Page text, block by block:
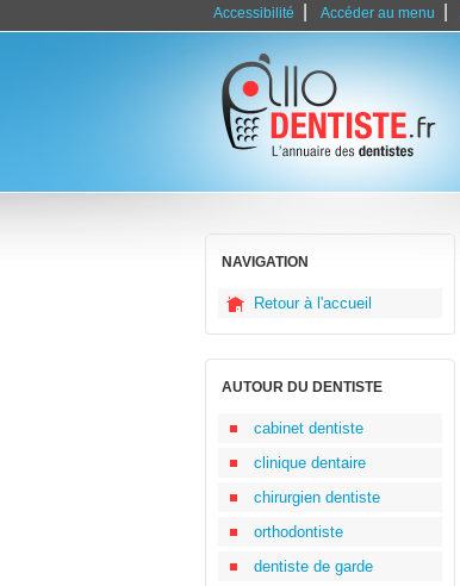
Accessibilité Accéder au menu
NAVIGATION
Retour à l'accueil
AUTOUR DU DENTISTE
cabinet dentiste
clinique dentaire
chirurgien dentiste
orthodontiste
dentiste de garde